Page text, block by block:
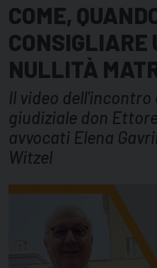
COME,
CONSIGLIARE
NULLITÀ
Il video
giudiziale don
avvocati Elena
Witzel